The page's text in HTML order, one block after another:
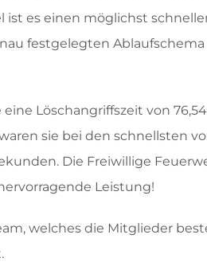
ist es einen möglichst
festgelegten
Löschangriffszeit von
sie bei den schnellsten
Die Freiwillige
Leistung!
welches die Mitglieder